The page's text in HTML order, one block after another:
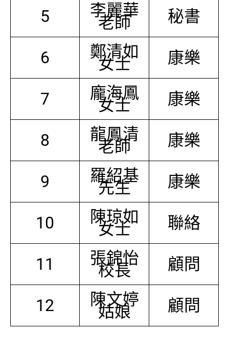
5 李麗華
老師 秘書
6 鄭清如
女士 康樂
7 龐海鳳
女士 康樂
8 龍鳳清
老師 康樂
9 羅紹基
先生 康樂
10 陳琼如
女士 聯絡
11 張錦怡
校長 顧問
12 陳文婷
姑娘 顧問